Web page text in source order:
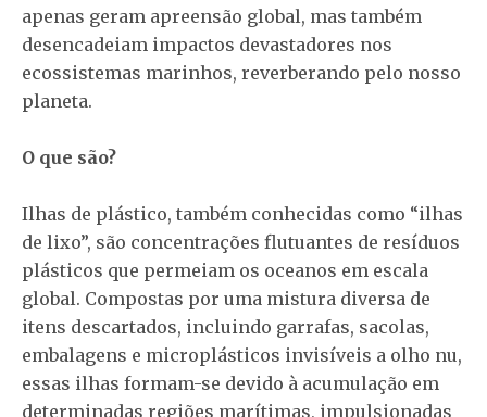
apenas geram apreensão global, mas também
desencadeiam impactos devastadores nos
ecossistemas marinhos, reverberando pelo nosso
planeta.
O que são?
Ilhas de plástico, também conhecidas como “ilhas
de lixo”, são concentrações flutuantes de resíduos
plásticos que permeiam os oceanos em escala
global. Compostas por uma mistura diversa de
itens descartados, incluindo garrafas, sacolas,
embalagens e microplásticos invisíveis a olho nu,
essas ilhas formam-se devido à acumulação em
determinadas regiões marítimas, impulsionadas